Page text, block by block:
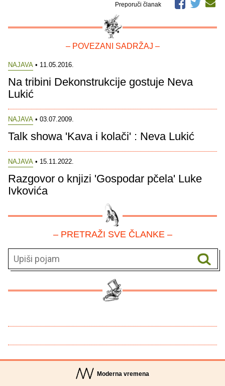
Preporuči članak
– POVEZANI SADRŽAJ –
NAJAVA • 11.05.2016.
Na tribini Dekonstrukcije gostuje Neva
Lukić
NAJAVA • 03.07.2009.
Talk showa 'Kava i kolači' : Neva Lukić
NAJAVA • 15.11.2022.
Razgovor o knjizi 'Gospodar pčela' Luke
Ivkovića
– PRETRAŽI SVE ČLANKE –
Moderna vremena